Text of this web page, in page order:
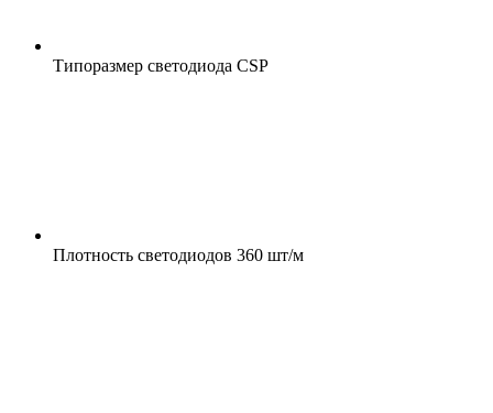
Типоразмер светодиода CSP
Плотность светодиодов 360 шт/м